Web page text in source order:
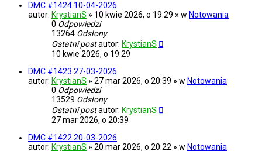
DMC #1424 10-04-2026
autor: KrystianS » 10 kwie 2026, o 19:29 » w Notowania
0 Odpowiedzi
13264 Odsłony
Ostatni postautor: KrystianS
10 kwie 2026, o 19:29
DMC #1423 27-03-2026
autor: KrystianS » 27 mar 2026, o 20:39 » w Notowania
0 Odpowiedzi
13529 Odsłony
Ostatni postautor: KrystianS
27 mar 2026, o 20:39
DMC #1422 20-03-2026
autor: KrystianS » 20 mar 2026, o 20:22 » w Notowania